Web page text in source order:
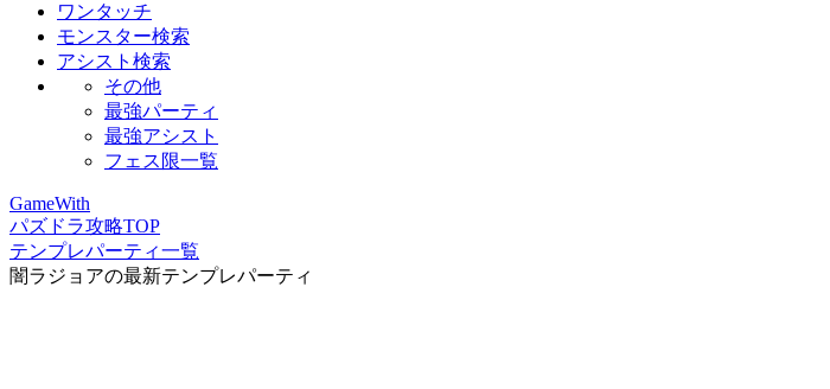
ワンタッチ
モンスター検索
アシスト検索
その他
最強パーティ
最強アシスト
フェス限一覧
GameWith
パズドラ攻略TOP
テンプレパーティ一覧
闇ラジョアの最新テンプレパーティ